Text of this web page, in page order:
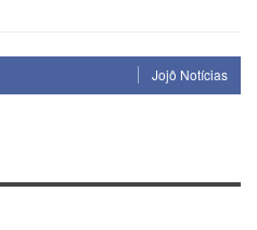
Jojô Notícias